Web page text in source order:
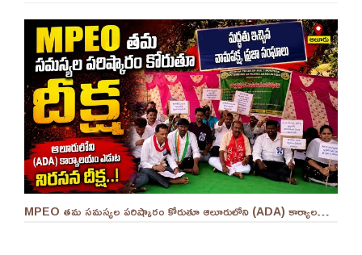
MPEO తమ సమస్యల పరిష్కారం కోరుతూ ఆలూరులోని (ADA) కార్యాలయం ఎదుట దీక్ష ||YES 9TV #kurnool